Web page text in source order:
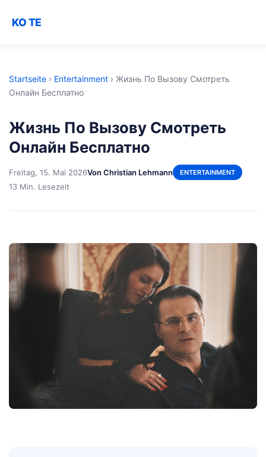
KO TE
Startseite › Entertainment › Жизнь По Вызову Смотреть
Онлайн Бесплатно
Жизнь По Вызову Смотреть
Онлайн Бесплатно
Freitag, 15. Mai 2026Von Christian Lehmann ENTERTAINMENT
13 Min. Lesezeit